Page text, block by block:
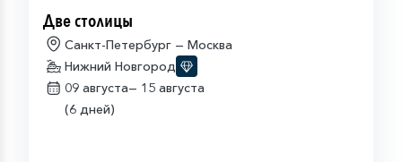
Две столицы
Санкт-Петербург — Москва
Нижний Новгород
09 августа— 15 августа
(6 дней)